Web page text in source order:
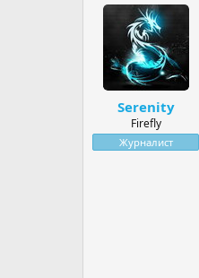
м
т
а
н
а
ч
а
л
Serenity
Firefly
Журналист